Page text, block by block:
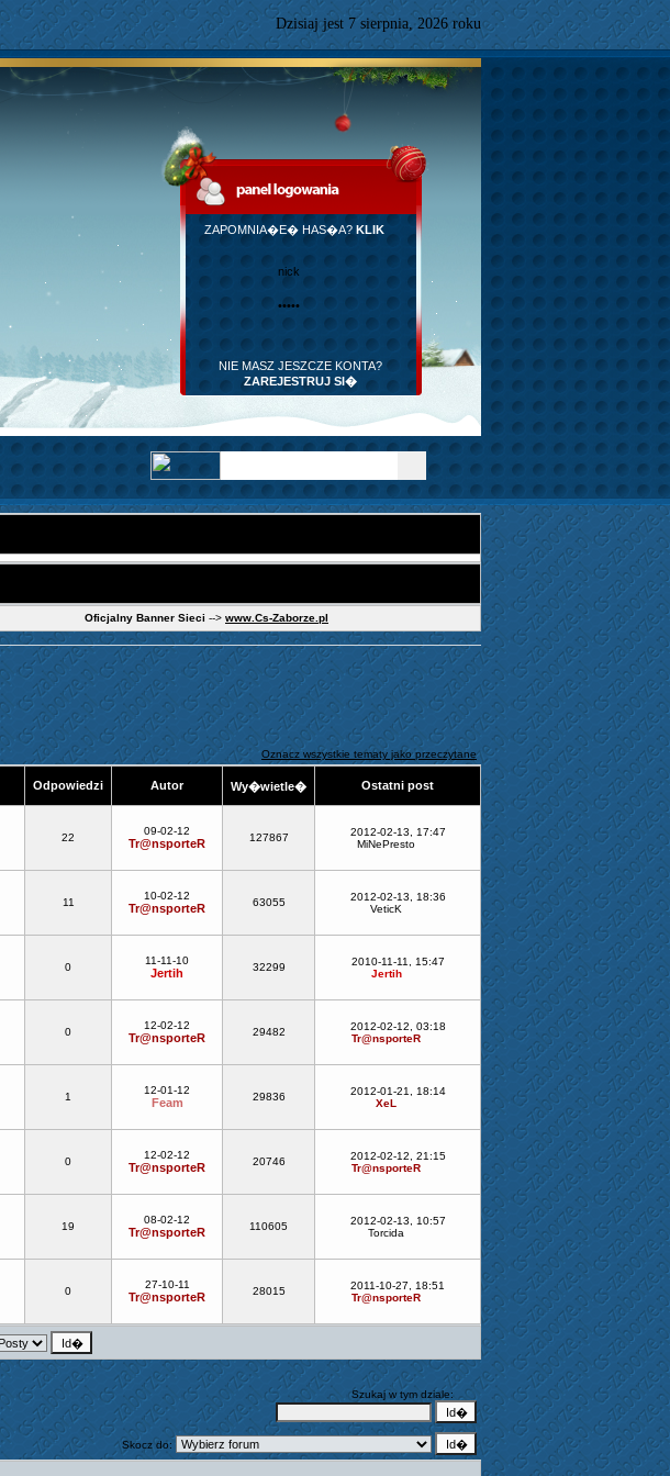
Dzisiaj jest 7sierpnia,2026 roku
ZAPOMNIA�E� HAS�A? KLIK
NIE MASZ JESZCZE KONTA?
ZAREJESTRUJ SI�
Oficjalny Banner Sieci --> www.Cs-Zaborze.pl
Oznacz wszystkie tematy jako przeczytane
Odpowiedzi Autor Wy�wietle� Ostatni post
22
09-02-12
Tr@nsporteR 127867
2012-02-13, 17:47
MiNePresto
11
10-02-12
Tr@nsporteR 63055
2012-02-13, 18:36
VeticK
0
11-11-10
Jertih 32299
2010-11-11, 15:47
Jertih
0
12-02-12
Tr@nsporteR 29482
2012-02-12, 03:18
Tr@nsporteR
1
12-01-12
Feam 29836
2012-01-21, 18:14
XeL
0
12-02-12
Tr@nsporteR 20746
2012-02-12, 21:15
Tr@nsporteR
19
08-02-12
Tr@nsporteR 110605
2012-02-13, 10:57
Torcida
0
27-10-11
Tr@nsporteR 28015
2011-10-27, 18:51
Tr@nsporteR
Szukaj w tym dziale:
Skocz do: